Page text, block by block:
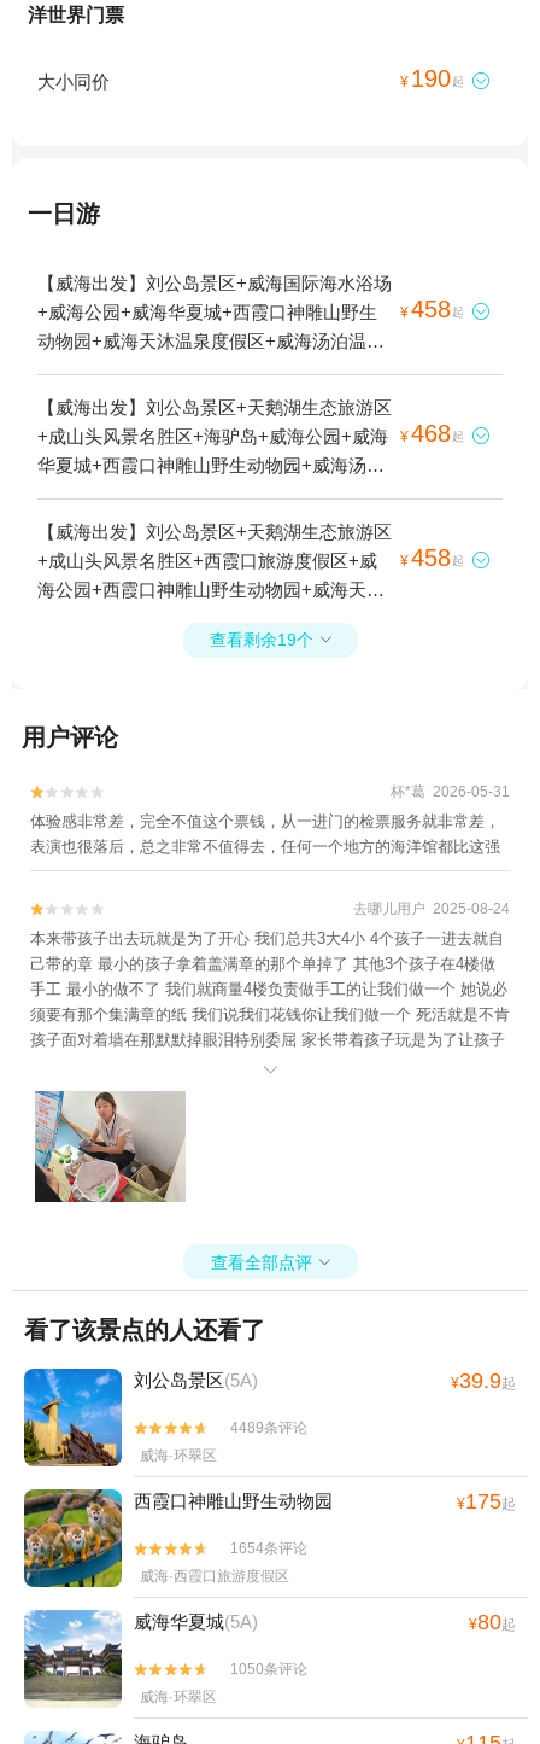
洋世界门票
大小同价 ¥ 190起 
一日游
【威海出发】刘公岛景区+威海国际海水浴场
+威海公园+威海华夏城+西霞口神雕山野生
动物园+威海天沐温泉度假区+威海汤泊温泉
+威海神游海洋世界+威海幸福门+小石岛+那
香海景区+猫头山+火炬八街+海源公园+搁浅
货轮布鲁维斯号+悦海公园-灯塔+半月湾沙滩
+威海大相框+金海湾栈桥+成山头国家重点
¥458起 
【威海出发】刘公岛景区+天鹅湖生态旅游区
+成山头风景名胜区+海驴岛+威海公园+威海
华夏城+西霞口神雕山野生动物园+威海汤泊
温泉+《神游传奇》秀+威海神游海洋世界
+那香海鸡鸣岛+威海幸福门+那香海景区+香
海森林温泉+金石湾艺术园区+猫头山+火炬
八街+搁浅货轮布鲁维斯号+那香海钻石沙滩
¥468起 
【威海出发】刘公岛景区+天鹅湖生态旅游区
+成山头风景名胜区+西霞口旅游度假区+威
海公园+西霞口神雕山野生动物园+威海天沐
温泉度假区+威海神游海洋世界+那香海鸡鸣
岛+那香海景区+香海森林温泉+金石湾艺术
钻石沙滩浴场+悦海公园-灯塔+半月湾沙滩
栈桥1日游
¥458起 
查看剩余19个 
用户评论

 杯*葛 2026-05-31
体验感非常差，完全不值这个票钱，从一进门的检票服务就非常差，
表演也很落后，总之非常不值得去，任何一个地方的海洋馆都比这强

 去哪儿用户 2025-08-24
本来带孩子出去玩就是为了开心 我们总共3大4小 4个孩子一进去就自
己带的章 最小的孩子拿着盖满章的那个单掉了 其他3个孩子在4楼做
手工 最小的做不了 我们就商量4楼负责做手工的让我们做一个 她说必
须要有那个集满章的纸 我们说我们花钱你让我们做一个 死活就是不肯
孩子面对着墙在那默默掉眼泪特别委屈 家长带着孩子玩是为了让孩子
开心的 突发情况一定会有 看着孩子那个样我心里也心疼 我们一直商
量着那个女的说那个就是掉了就没有了 我们花钱做 结果她来了一句
好多都那么说！ 我的火噌一下上来了，我就批评孩子谁让你自己东西
不拿好，掉了就做不了不做你就在那看着吧！！孩子眼泪大颗大颗留
下来我看着也心疼，就买了袜套让孩子在蹦床那玩了！我坐在那里就
看那个管发手工那个女的，有些孩子发一包橡皮泥，有些孩子拿3包
把自己手里的权利运用到极致而已，如果说每个人就发一个我也都能
理解，毕竟是我们孩子小自己拿掉了，但是你给有些孩子发3个你怎么
解释！ 我跟消费者服务中心沟通了说单子掉了孩子哭了，客服说让孩
子做一个，别让孩子心情不好！但是我们依然没有做，因为大家都不
差那一块小小的橡皮泥，事情出了孩子没有心情了，家长也没有心情
了！孩子说不敢跟那个阿姨要！因为她真的为难人的嘴脸让人心寒！

查看全部点评 
看了该景点的人还看了
刘公岛景区(5A) ¥39.9起


4489条评论
威海·环翠区
西霞口神雕山野生动物园 ¥175起


1654条评论
威海·西霞口旅游度假区
威海华夏城(5A) ¥80起


1050条评论
威海·环翠区